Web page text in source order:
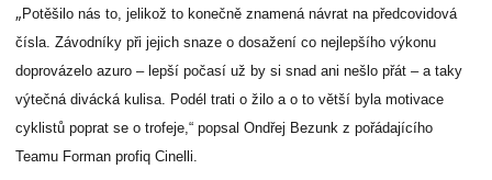
„Potěšilo nás to, jelikož to konečně znamená návrat na předcovidová
čísla. Závodníky při jejich snaze o dosažení co nejlepšího výkonu
doprovázelo azuro – lepší počasí už by si snad ani nešlo přát – a taky
výtečná divácká kulisa. Podél trati o žilo a o to větší byla motivace
cyklistů poprat se o trofeje,“ popsal Ondřej Bezunk z pořádajícího
Teamu Forman profiq Cinelli.